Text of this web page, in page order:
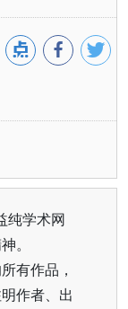
纯学术网
。
有作品，
作者、出